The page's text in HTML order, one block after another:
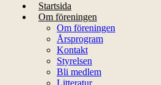
Startsida
Om föreningen
Om föreningen
Årsprogram
Kontakt
Styrelsen
Bli medlem
Litteratur